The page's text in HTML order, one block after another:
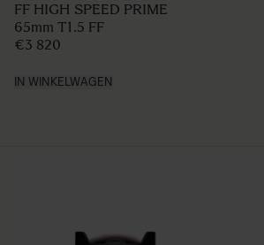
FF HIGH SPEED PRIME
65mm T1.5 FF
€3 820
IN WINKELWAGEN